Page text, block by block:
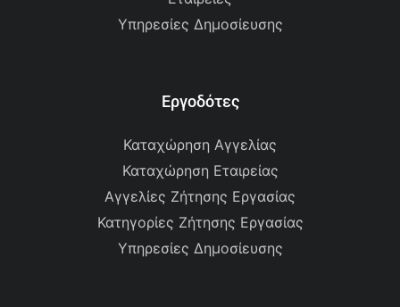
Υπηρεσίες Δημοσίευσης
Εργοδότες
Καταχώρηση Αγγελίας
Καταχώρηση Εταιρείας
Αγγελίες Ζήτησης Εργασίας
Κατηγορίες Ζήτησης Εργασίας
Υπηρεσίες Δημοσίευσης